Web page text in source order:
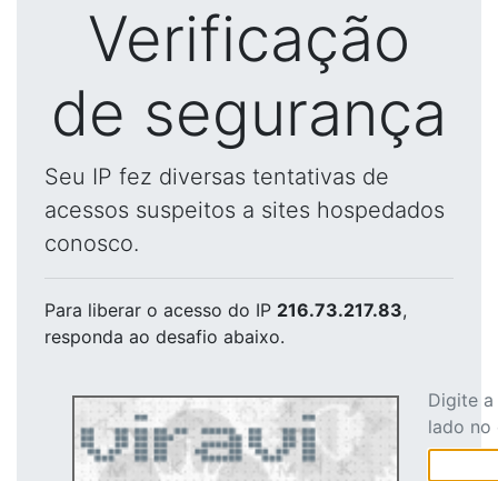
Verificação
de segurança
Seu IP fez diversas tentativas de
acessos suspeitos a sites hospedados
conosco.
Para liberar o acesso do IP 216.73.217.83,
responda ao desafio abaixo.
Digite
lado no